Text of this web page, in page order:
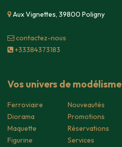
Aux Vignettes, 39800 Poligny
contacte​z-nous
+33384373183
Vos univers de modélisme
Ferroviaire
Diorama
Maquette
Figurine
Nouveautés
Promotions
Réservations
Services